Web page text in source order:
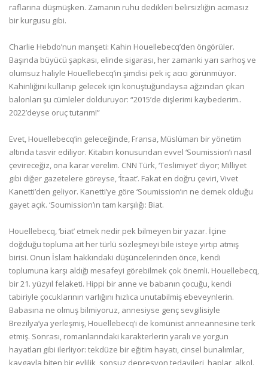
raflarına düşmüşken. Zamanın ruhu dedikleri belirsizliğin acımasız
bir kurgusu gibi.
Charlie Hebdo’nun manşeti: Kahin Houellebecq’den öngörüler.
Başında büyücü şapkası, elinde sigarası, her zamanki yarı sarhoş ve
olumsuz haliyle Houellebecq’in şimdisi pek iç acıcı görünmüyor.
Kahinliğini kullanıp gelecek için konuştuğundaysa ağzından çıkan
balonları şu cümleler dolduruyor: “2015’de dişlerimi kaybederim..
2022’deyse oruç tutarım!”
Evet, Houellebecq’in geleceğinde, Fransa, Müslüman bir yönetim
altında tasvir ediliyor. Kitabın konusundan evvel ‘Soumission’ı nasıl
çevireceğiz, ona karar verelim. CNN Türk, ‘Teslimiyet’ diyor; Milliyet
gibi diğer gazetelere göreyse, ‘İtaat’. Fakat en doğru çeviri, Vivet
Kanetti’den geliyor. Kanetti’ye göre ‘Soumission’ın ne demek olduğu
gayet açık. ‘Soumission’ın tam karşılığı: Biat.
Houellebecq, ‘biat’ etmek nedir pek bilmeyen bir yazar. İçine
doğduğu topluma ait her türlü sözleşmeyi bile isteye yırtıp atmış
birisi. Onun İslam hakkındaki düşüncelerinden önce, kendi
toplumuna karşı aldığı mesafeyi görebilmek çok önemli. Houellebecq,
bir 21. yüzyıl felaketi. Hippi bir anne ve babanın çocuğu, kendi
tabiriyle çocuklarının varlığını hızlıca unutabilmiş ebeveynlerin.
Babasına ne olmuş bilmiyoruz, annesiyse genç sevgilisiyle
Brezilya’ya yerleşmiş, Houellebecq’i de komünist anneannesine terk
etmiş. Sonrası, romanlarındaki karakterlerin yaralı ve yorgun
hayatları gibi ilerliyor: tekdüze bir eğitim hayatı, cinsel bunalımlar,
kavgayla biten bir evlilik, sonsuz depresyon tedavileri, haplar, alkol.